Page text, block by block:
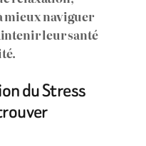
mieux naviguer
leur santé
du Stress